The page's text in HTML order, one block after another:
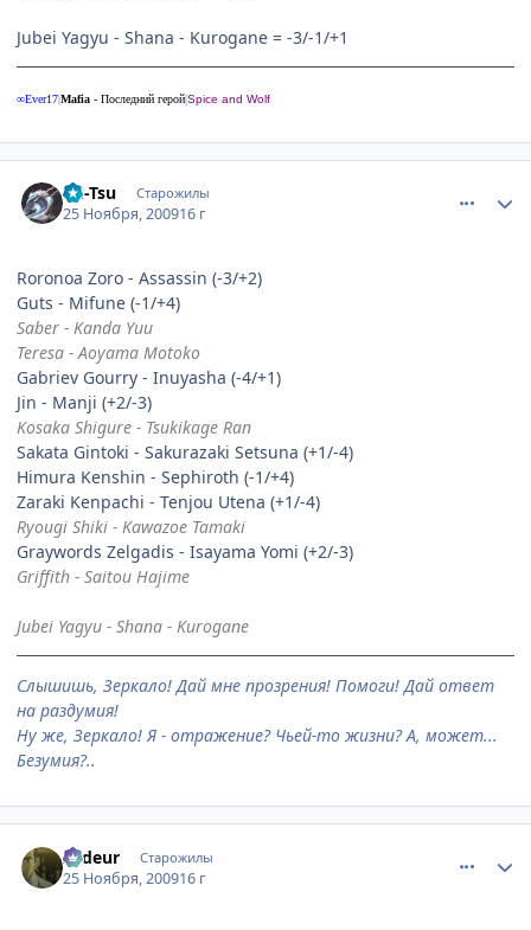
Jubei Yagyu - Shana - Kurogane = -3/-1/+1
∞Ever17|Mafia - Последний герой|Spice and Wolf
Tsi-Tsu Старожилы
25 Ноября, 200916 г
Roronoa Zoro - Assassin (-3/+2)
Guts - Mifune (-1/+4)
Saber - Kanda Yuu
Teresa - Aoyama Motoko
Gabriev Gourry - Inuyasha (-4/+1)
Jin - Manji (+2/-3)
Kosaka Shigure - Tsukikage Ran
Sakata Gintoki - Sakurazaki Setsuna (+1/-4)
Himura Kenshin - Sephiroth (-1/+4)
Zaraki Kenpachi - Tenjou Utena (+1/-4)
Ryougi Shiki - Kawazoe Tamaki
Graywords Zelgadis - Isayama Yomi (+2/-3)
Griffith - Saitou Hajime
Jubei Yagyu - Shana - Kurogane
Слышишь, Зеркало! Дай мне прозрения! Помоги! Дай ответ
на раздумия!
Ну же, Зеркало! Я - отражение? Чьей-то жизни? А, может...
Безумия?..
Ardeur Старожилы
25 Ноября, 200916 г